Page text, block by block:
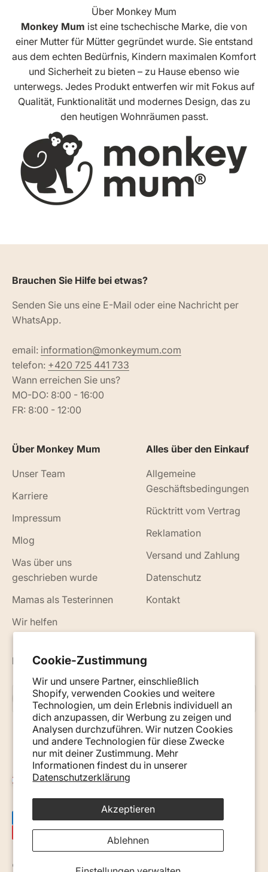
Cookie-Zustimmung
Wir und unsere Partner, einschließlich
Shopify, verwenden Cookies und weitere
Technologien, um dein Erlebnis individuell an
dich anzupassen, dir Werbung zu zeigen und
Analysen durchzuführen. Wir nutzen Cookies
und andere Technologien für diese Zwecke
nur mit deiner Zustimmung. Mehr
Informationen findest du in unserer
Datenschutzerklärung
Akzeptieren
Ablehnen
Über Monkey Mum
Monkey Mum ist eine tschechische Marke, die von
einer Mutter für Mütter gegründet wurde. Sie entstand
aus dem echten Bedürfnis, Kindern maximalen Komfort
und Sicherheit zu bieten – zu Hause ebenso wie
unterwegs. Jedes Produkt entwerfen wir mit Fokus auf
Qualität, Funktionalität und modernes Design, das zu
den heutigen Wohnräumen passt.
Brauchen Sie Hilfe bei etwas?
Senden Sie uns eine E-Mail oder eine Nachricht per
WhatsApp.
email: information@monkeymum.com
telefon: +420 725 441 733
Wann erreichen Sie uns?
MO-DO: 8:00 - 16:00
FR: 8:00 - 12:00
Über Monkey Mum
Unser Team
Karriere
Impressum
Mlog
Was über uns
geschrieben wurde
Mamas als Testerinnen
Wir helfen
Alles über den Einkauf
Allgemeine
Geschäftsbedingungen
Rücktritt vom Vertrag
Reklamation
Versand und Zahlung
Datenschutz
Kontakt
Neuigkeiten, Ratschläge und Tipps per E-Mail
E-Mail
Abonnieren
Österreich (EUR €)
© 2026, Monkey Mum. · Site by Ecommerce Pot